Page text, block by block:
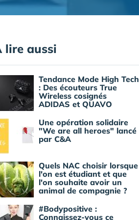
lire aussi
Tendance Mode High Tech
: Des écouteurs True
Wireless cosignés
ADIDAS et QUAVO
Une opération solidaire
"We are all heroes" lancé
par C&A
Quels NAC choisir lorsque
l'on est étudiant et que
l'on souhaite avoir un
animal de compagnie ?
#Bodypositive :
Connaissez-vous ce